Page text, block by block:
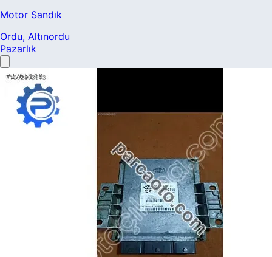
Motor Sandık
Ordu, Altınordu
Pazarlık